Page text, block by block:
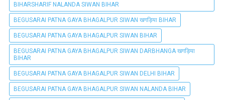
BIHARSHARIF NALANDA SIWAN BIHAR
BEGUSARAI PATNA GAYA BHAGALPUR SIWAN खगड़िया BIHAR
BEGUSARAI PATNA GAYA BHAGALPUR SIWAN BIHAR
BEGUSARAI PATNA GAYA BHAGALPUR SIWAN DARBHANGA खगड़िया
BIHAR
BEGUSARAI PATNA GAYA BHAGALPUR SIWAN DELHI BIHAR
BEGUSARAI PATNA GAYA BHAGALPUR SIWAN NALANDA BIHAR